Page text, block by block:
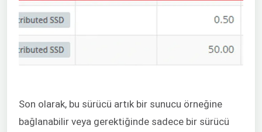
Son olarak, bu sürücü artık bir sunucu örneğine
bağlanabilir veya gerektiğinde sadece bir sürücü